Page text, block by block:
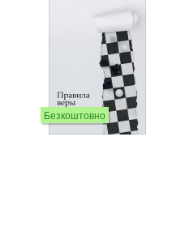
Безкоштовно